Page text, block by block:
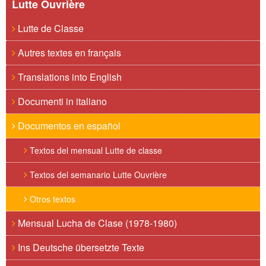
Lutte Ouvrière
Lutte de Classe
Autres textes en français
Translations into English
Documenti in italiano
Documentos en español
Textos del mensual Lutte de classe
Textos del semanario Lutte Ouvrière
Otros textos
Mensual Lucha de Clase (1978-1980)
Ins Deutsche übersetzte Texte